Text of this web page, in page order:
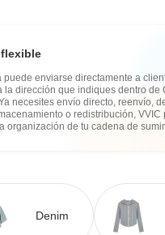
puede enviarse directamente a
la dirección que indiques dentro de
necesites envío directo, reenvío,
o redistribución, VVIC
organización de tu cadena de
Denim